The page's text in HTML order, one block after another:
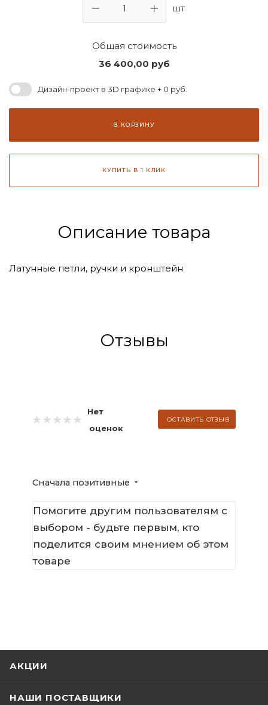
шт
Общая стоимость
36 400,00 руб
Дизайн-проект в 3D графике + 0 руб.
В КОРЗИНУ
КУПИТЬ В 1 КЛИК
Описание товара
Латунные петли, ручки и кронштейн
Отзывы
Нет
оценок
ОСТАВИТЬ ОТЗЫВ
Сначала позитивные
Помогите другим пользователям с
выбором - будьте первым, кто
поделится своим мнением об этом
товаре
АКЦИИ
НАШИ ПОСТАВЩИКИ